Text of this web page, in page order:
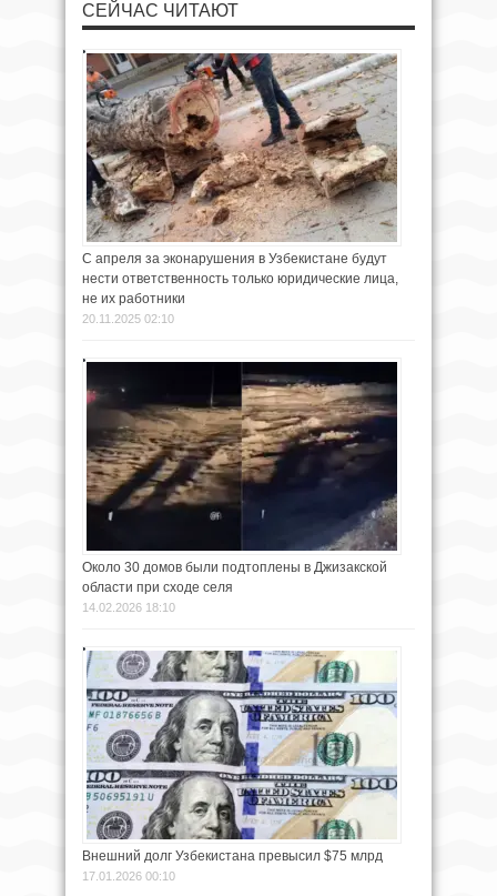
СЕЙЧАС ЧИТАЮТ
С апреля за эконарушения в Узбекистане будут
нести ответственность только юридические лица,
не их работники
20.11.2025 02:10
Около 30 домов были подтоплены в Джизакской
области при сходе селя
14.02.2026 18:10
Внешний долг Узбекистана превысил $75 млрд
17.01.2026 00:10